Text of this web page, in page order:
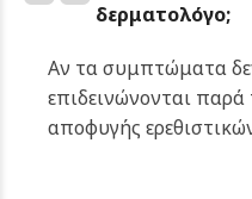
δερματολόγο;
Αν τα συμπτώματα
επιδεινώνονται
αποφυγής